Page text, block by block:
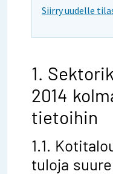
Siirry uudelle
1.
2014
tietoihin
1.1.
tuloja